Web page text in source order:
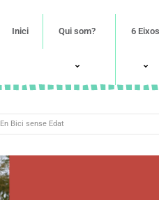
Inici Qui som? 6 Eixos
En Bici sense Edat